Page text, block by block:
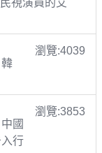
瀏覽:4039
韓
瀏覽:3853
中國
行